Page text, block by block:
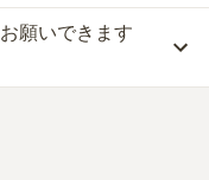
万円です。
悪い、という訳ではあ
し、安心してお参りで
ら車で約15分です。
交通アクセス」欄をご
れておりません。
や現地見学を通して、
おすすめします。
願いできます
応しています。